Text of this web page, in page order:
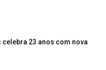
celebra 23 anos com nova